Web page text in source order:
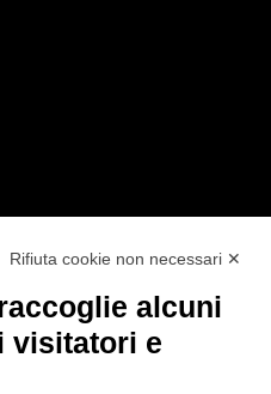
Rifiuta cookie non necessari ✕
alcuni
visitatori e